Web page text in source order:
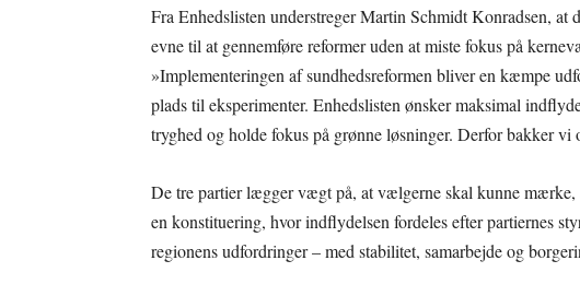
Fra Enhedslisten understreger Martin Schmidt Konradsen, at
evne til at gennemføre reformer uden at miste fokus på
»Implementeringen af sundhedsreformen bliver en kæmpe
plads til eksperimenter. Enhedslisten ønsker maksimal
tryghed og holde fokus på grønne løsninger. Derfor bakker vi
De tre partier lægger vægt på, at vælgerne skal kunne mærke,
en konstituering, hvor indflydelsen fordeles efter partiernes
regionens udfordringer – med stabilitet, samarbejde og